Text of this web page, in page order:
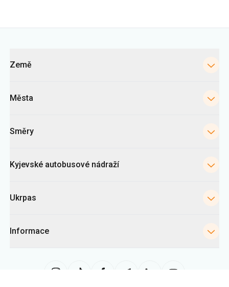
Země
Města
Směry
Kyjevské autobusové nádraží
Ukrpas
Informace